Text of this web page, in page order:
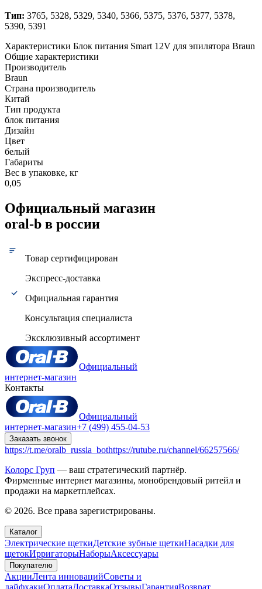
Тип: 3765, 5328, 5329, 5340, 5366, 5375, 5376, 5377, 5378,
5390, 5391
Характеристики Блок питания Smart 12V для эпилятора Braun
Общие характеристики
Производитель
Braun
Страна производитель
Китай
Тип продукта
блок питания
Дизайн
Цвет
белый
Габариты
Вес в упаковке, кг
0,05
Официальный магазин
oral-b в россии
Товар сертифицирован
Экспресс-доставка
Официальная гарантия
Консультация специалиста
Эксклюзивный ассортимент
Официальный
интернет-магазин
Контакты
Официальный
интернет-магазин+7 (499) 455-04-53
Заказать звонок
https://t.me/oralb_russia_bothttps://rutube.ru/channel/66257566/
Колорс Груп — ваш стратегический партнёр.
Фирменные интернет магазины, монобрендовый ритейл и
продажи на маркетплейсах.
© 2026. Все права зарегистрированы.
Каталог
Электрические щеткиДетские зубные щеткиНасадки для
щетокИрригаторыНаборыАксессуары
Покупателю
АкцииЛента инновацийСоветы и
лайфхакиОплатаДоставкаОтзывыГарантияВозврат